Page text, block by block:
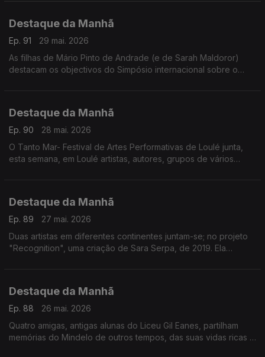
Destaque da Manhã
Ep. 91
29 mai. 2026
As filhas de Mário Pinto de Andrade (e de Sarah Maldoror)
destacam os objectivos do Simpósio internacional sobre o
Destaque da Manhã
Ep. 90
28 mai. 2026
O Tanto Mar- Festival de Artes Performativas de Loulé junta,
esta semana, em Loulé artistas, autores, grupos de vários
Destaque da Manhã
Ep. 89
27 mai. 2026
Duas artistas em diferentes continentes juntam-se; no projeto
"Recognition", uma criação de Sara Serpa, de 2019. Ela
Destaque da Manhã
Ep. 88
26 mai. 2026
Quatro amigas, antigas alunas do Liceu Gil Eanes, partilham
memórias do Mindelo de outros tempos, das suas vidas ricas e